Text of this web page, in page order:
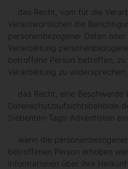
das Recht, vom für die
Verantwortlichen die
personenbezogener Daten
Verarbeitung
betroffene Person betreffen,
Verarbeitung zu widersprechen;
das Recht, eine Beschwerde
Datenschutzaufsichtsbehörde
Siebenten-Tags-Adventisten
wenn die
betroffenen Person erhoben
Informationen über ihre